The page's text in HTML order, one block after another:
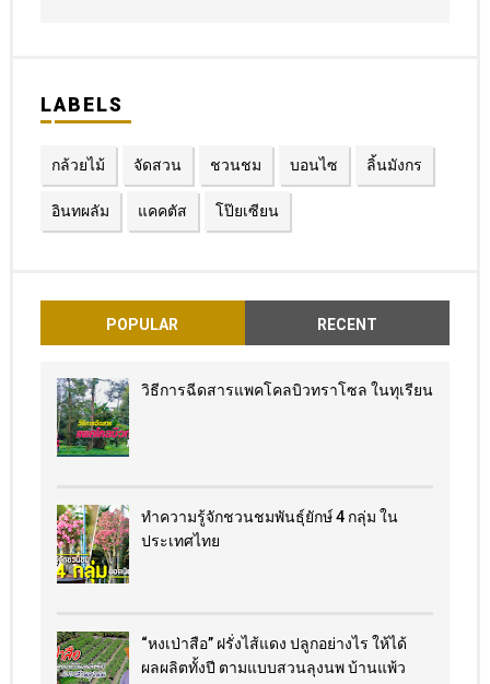
LABELS
กล้วยไม้ จัดสวน ชวนชม บอนไซ ลิ้นมังกร
อินทผลัม แคคตัส โป๊ยเซียน
POPULAR RECENT
วิธีการฉีดสารแพคโคลบิวทราโซล ในทุเรียน
ทำความรู้จักชวนชมพันธุ์ยักษ์ 4 กลุ่ม ใน
ประเทศไทย
“หงเป่าสือ” ฝรั่งไส้แดง​ ปลูกอย่างไร​ ให้ได้
ผลผลิตทั้งปี ตามแบบสวนลุงนพ บ้านแพ้ว